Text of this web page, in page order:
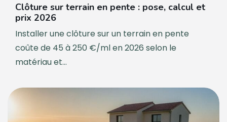
Clôture sur terrain en pente : pose, calcul et
prix 2026
Installer une clôture sur un terrain en pente
coûte de 45 à 250 €/ml en 2026 selon le
matériau et...